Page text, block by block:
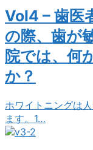
Vol4 – 歯医
の際、歯が
院では、何
か？
ホワイトニングは
ます。1…